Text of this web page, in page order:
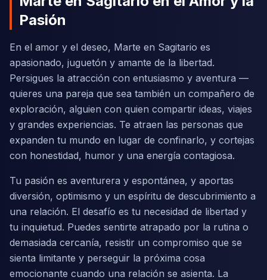
Pasión
En el amor y el deseo, Marte en Sagitario es
apasionado, juguetón y amante de la libertad.
Persigues la atracción con entusiasmo y aventura —
quieres una pareja que sea también un compañero de
exploración, alguien con quien compartir ideas, viajes
y grandes experiencias. Te atraen las personas que
expanden tu mundo en lugar de confinarlo, y cortejas
con honestidad, humor y una energía contagiosa.
Tu pasión es aventurera y espontánea, y aportas
diversión, optimismo y un espíritu de descubrimiento a
una relación. El desafío es tu necesidad de libertad y
tu inquietud. Puedes sentirte atrapado por la rutina o
demasiada cercanía, resistir un compromiso que se
sienta limitante y perseguir la próxima cosa
emocionante cuando una relación se asienta. La